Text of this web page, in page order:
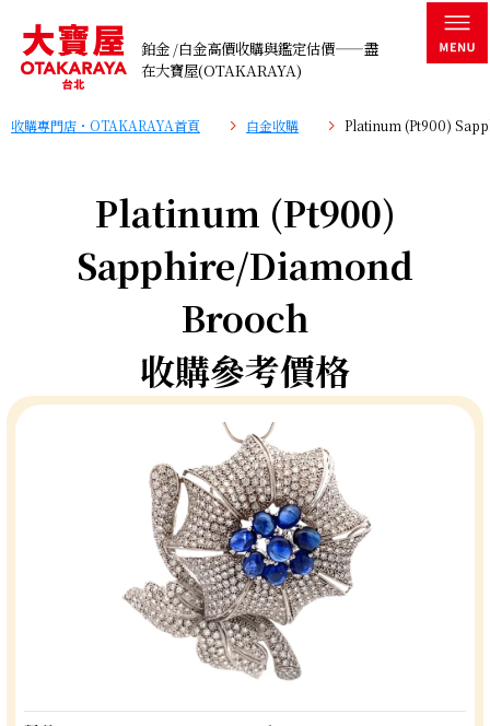
鉑金 /白金高價收購與鑑定估價——盡
在大寶屋(OTAKARAYA)
收購專門店・OTAKARAYA首頁 白金收購 Platinum (Pt900)
Platinum (Pt900)
Sapphire/Diamond
Brooch
收購參考價格